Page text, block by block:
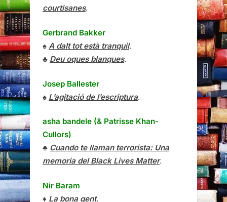
courtisanes.
Gerbrand Bakker
♠ A dalt tot està tranquil.
♣ Deu oques blanques.
Josep Ballester
♠ L’agitació de l’escriptura.
asha bandele (& Patrisse Khan-
Cullors)
♣ Cuando te llaman terrorista: Una
memoria del Black Lives Matter.
Nir Baram
♦ La bona gent.